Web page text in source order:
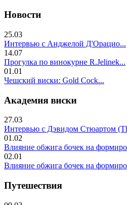
Новости
25.03
Интервью с Анджелой Д'Орацио...
14.07
Прогулка по винокурне R.Jelinek...
01.01
Чешский виски: Gold Cock...
Академия виски
27.03
Интервью с Дэвидом Стюартом
01.02
Влияние обжига бочек на
02.01
Влияние обжига бочек на
Путешествия